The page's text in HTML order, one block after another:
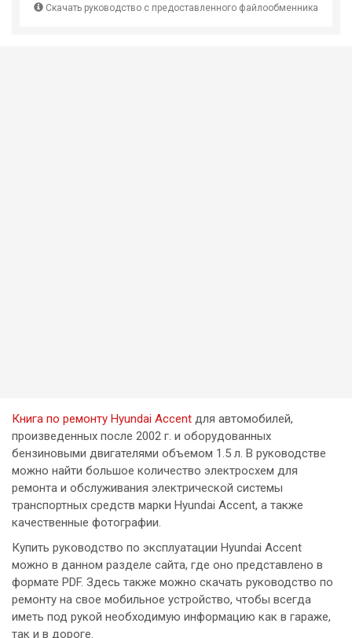
Скачать руководство с предоставленного файлообменника
Книга по ремонту Hyundai Accent для автомобилей,
произведенных после 2002 г. и оборудованных
бензиновыми двигателями объемом 1.5 л. В руководстве
можно найти большое количество электросхем для
ремонта и обслуживания электрической системы
транспортных средств марки Hyundai Accent, а также
качественные фотографии.
Купить руководство по эксплуатации Hyundai Accent
можно в данном разделе сайта, где оно представлено в
формате PDF. Здесь также можно скачать руководство по
ремонту на свое мобильное устройство, чтобы всегда
иметь под рукой необходимую информацию как в гараже,
так и в дороге.